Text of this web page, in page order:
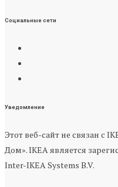
Социальные сети
Уведомление
Этот веб-сайт не связан с
Дом». IKEA является
Inter-IKEA Systems B.V.